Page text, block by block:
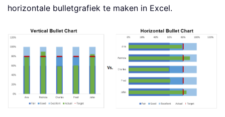
horizontale bulletgrafiek te maken in Excel.